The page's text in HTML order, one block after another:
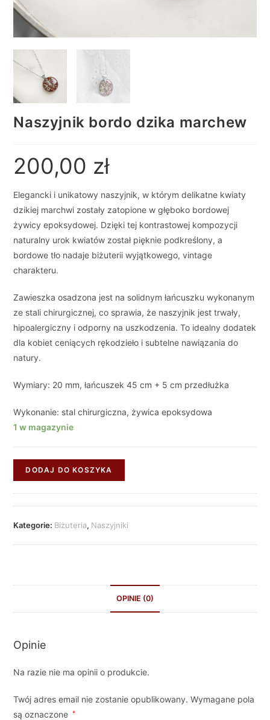
Naszyjnik bordo dzika marchew
200,00 zł
Elegancki i unikatowy naszyjnik, w którym delikatne kwiaty
dzikiej marchwi zostały zatopione w głęboko bordowej
żywicy epoksydowej. Dzięki tej kontrastowej kompozycji
naturalny urok kwiatów został pięknie podkreślony, a
bordowe tło nadaje biżuterii wyjątkowego, vintage
charakteru.
Zawieszka osadzona jest na solidnym łańcuszku wykonanym
ze stali chirurgicznej, co sprawia, że naszyjnik jest trwały,
hipoalergiczny i odporny na uszkodzenia. To idealny dodatek
dla kobiet ceniących rękodzieło i subtelne nawiązania do
natury.
Wymiary: 20 mm, łańcuszek 45 cm + 5 cm przedłużka
Wykonanie: stal chirurgiczna, żywica epoksydowa
1 w magazynie
DODAJ DO KOSZYKA
Kategorie: Biżuteria, Naszyjniki
OPINIE (0)
Opinie
Na razie nie ma opinii o produkcie.
Twój adres email nie zostanie opublikowany. Wymagane pola
są oznaczone
*